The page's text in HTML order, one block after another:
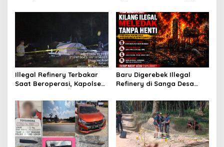
Presisi
Subsidi untuk Ringankan
Beban Warga
Illegal Refinery Terbakar
Saat Beroperasi, Kapolsek
Penindakan dan
Pencegahan Terus
Dilakukan
Baru Digerebek Illegal
Refinery di Sanga Desa
Hukum Dipertanyakan